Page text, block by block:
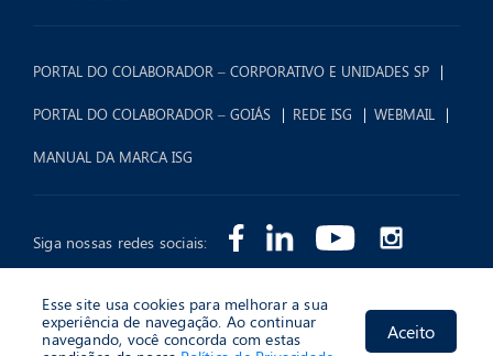
PORTAL DO COLABORADOR – CORPORATIVO E UNIDADES SP
PORTAL DO COLABORADOR – GOIÁS REDE ISG WEBMAIL
MANUAL DA MARCA ISG
Siga nossas redes sociais:
Esse site usa cookies para melhorar a sua
experiência de navegação. Ao continuar
navegando, você concorda com estas
Aceito